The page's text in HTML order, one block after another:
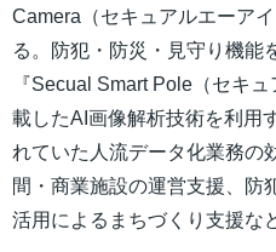
Camera（セキュアルエーア
る。防犯・防災・見守り機能
『Secual Smart Pole（セキ
載したAI画像解析技術を利用
れていた人流データ化業務の
間・商業施設の運営支援、防
活用によるまちづくり支援な